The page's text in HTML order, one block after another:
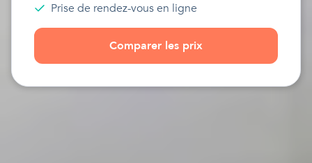
Prise de rendez-vous en ligne
Comparer les prix